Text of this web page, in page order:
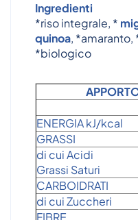
Ingredienti
*riso integrale, *
quinoa, *amaranto,
*biologico
ENERGIA kJ/kcal
GRASSI
di cui Acidi
Grassi Saturi
CARBOIDRATI
di cui Zuccheri
FIBRE